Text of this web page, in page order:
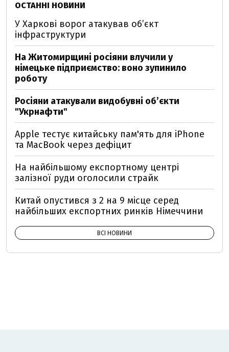
ОСТАННІ НОВИНИ
У Харкові ворог атакував обʼєкт
інфраструктури
На Житомирщині росіяни влучили у
німецьке підприємство: воно зупинило
роботу
Росіяни атакували видобувні обʼєкти
"Укрнафти"
Apple тестує китайську пам'ять для iPhone
та MacBook через дефіцит
На найбільшому експортному центрі
залізної руди оголосили страйк
Китай опустився з 2 на 9 місце серед
найбільших експортних ринків Німеччини
ВСІ НОВИНИ